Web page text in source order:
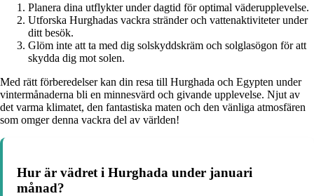
Planera dina utflykter under dagtid för optimal väderupplevelse.
Utforska Hurghadas vackra stränder och vattenaktiviteter under
ditt besök.
Glöm inte att ta med dig solskyddskräm och solglasögon för att
skydda dig mot solen.
Med rätt förberedelser kan din resa till Hurghada och Egypten under
vintermånaderna bli en minnesvärd och givande upplevelse. Njut av
det varma klimatet, den fantastiska maten och den vänliga atmosfären
som omger denna vackra del av världen!
Hur är vädret i Hurghada under januari
månad?